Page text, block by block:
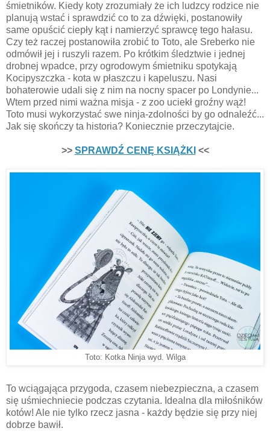
śmietników. Kiedy koty zrozumiały że ich ludzcy rodzice nie
planują wstać i sprawdzić co to za dźwięki, postanowiły
same opuścić ciepły kąt i namierzyć sprawcę tego hałasu.
Czy też raczej postanowiła zrobić to Toto, ale Sreberko nie
odmówił jej i ruszyli razem. Po krótkim śledztwie i jednej
drobnej wpadce, przy ogrodowym śmietniku spotykają
Kocipyszczka - kota w płaszczu i kapeluszu. Nasi
bohaterowie udali się z nim na nocny spacer po Londynie...
Wtem przed nimi ważna misja - z zoo uciekł groźny wąż!
Toto musi wykorzystać swe ninja-zdolności by go odnaleźć...
Jak się skończy ta historia? Koniecznie przeczytajcie.
>> SPRAWDŹ CENĘ KSIĄŻKI <<
Toto: Kotka Ninja wyd. Wilga
To wciągająca przygoda, czasem niebezpieczna, a czasem
się uśmiechniecie podczas czytania. Idealna dla miłośników
kotów! Ale nie tylko rzecz jasna - każdy będzie się przy niej
dobrze bawił.